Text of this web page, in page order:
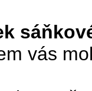
vás